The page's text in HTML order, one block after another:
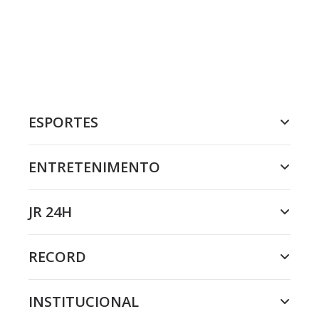
ESPORTES
ENTRETENIMENTO
JR 24H
RECORD
INSTITUCIONAL